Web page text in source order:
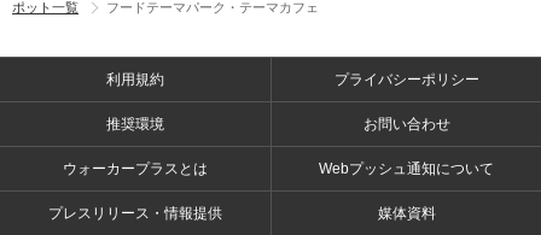
ポット一覧
フードテーマパーク・テーマカフェ
利用規約 プライバシーポリシー
推奨環境 お問い合わせ
ウォーカープラスとは Webプッシュ通知について
プレスリリース・情報提供 媒体資料